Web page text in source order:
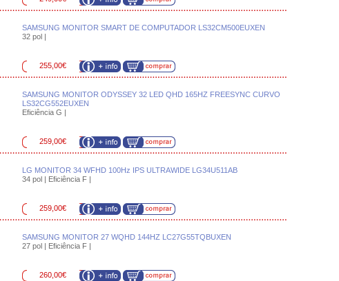
SAMSUNG MONITOR SMART DE COMPUTADOR LS32CM500EUXEN
32 pol |
255,00€
SAMSUNG MONITOR ODYSSEY 32 LED QHD 165HZ FREESYNC CURVO
LS32CG552EUXEN
Eficiência G |
259,00€
LG MONITOR 34 WFHD 100Hz IPS ULTRAWIDE LG34U511AB
34 pol | Eficiência F |
259,00€
SAMSUNG MONITOR 27 WQHD 144HZ LC27G55TQBUXEN
27 pol | Eficiência F |
260,00€